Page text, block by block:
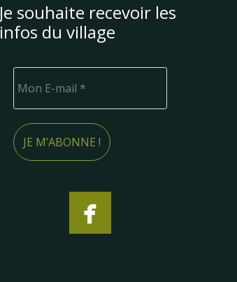
Je souhaite recevoir les
infos du village